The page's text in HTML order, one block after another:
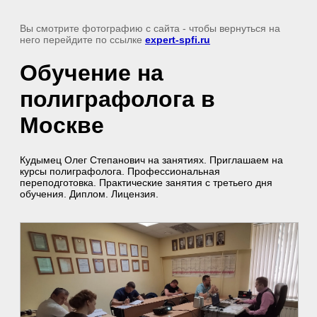
Вы смотрите фотографию с сайта - чтобы вернуться на
него перейдите по ссылке expert-spfi.ru
Обучение на
полиграфолога в
Москве
Кудымец Олег Степанович на занятиях. Приглашаем на
курсы полиграфолога. Профессиональная
переподготовка. Практические занятия с третьего дня
обучения. Диплом. Лицензия.